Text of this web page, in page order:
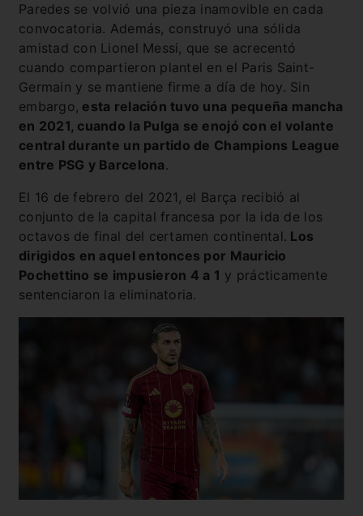
Paredes se volvió una pieza inamovible en cada
convocatoria. Además, construyó una sólida
amistad con Lionel Messi, que se acrecentó
cuando compartieron plantel en el Paris Saint-
Germain y se mantiene firme a día de hoy. Sin
embargo, esta relación tuvo una pequeña mancha
en 2021, cuando la Pulga se enojó con el volante
central durante un partido de Champions League
entre PSG y Barcelona.
El 16 de febrero del 2021, el Barça recibió al
conjunto de la capital francesa por la ida de los
octavos de final del certamen continental. Los
dirigidos en aquel entonces por Mauricio
Pochettino se impusieron 4 a 1 y prácticamente
sentenciaron la eliminatoria.